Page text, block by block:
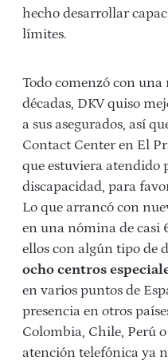
hecho desarrollar
límites.
Todo comenzó con una
décadas, DKV quiso
a sus asegurados, así
Contact Center en El
que estuviera atendido
discapacidad, para
Lo que arrancó con
en una nómina de casi
ellos con algún tipo de
ocho centros
en varios puntos de
presencia en otros
Colombia, Chile, Perú
atención telefónica ya